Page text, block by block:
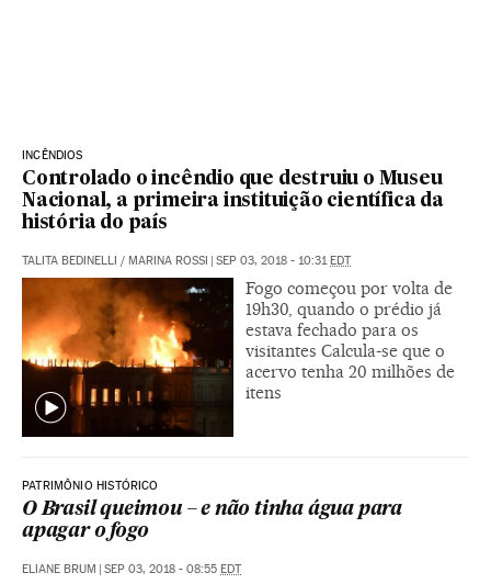
INCÊNDIOS
Controlado o incêndio que destruiu o Museu
Nacional, a primeira instituição científica da
história do país
TALITA BEDINELLI / MARINA ROSSI | SEP 03, 2018 - 10:31EDT
Fogo começou por volta de
19h30, quando o prédio já
estava fechado para os
visitantes Calcula-se que o
acervo tenha 20 milhões de
itens
PATRIMÔNIO HISTÓRICO
O Brasil queimou – e não tinha água para
apagar o fogo
ELIANE BRUM | SEP 03, 2018 - 08:55 EDT